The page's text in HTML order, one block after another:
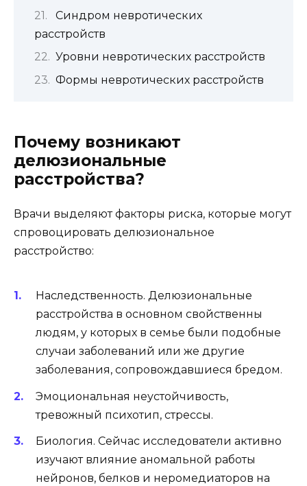
Синдром невротических
расстройств
Уровни невротических расстройств
Формы невротических расстройств
Почему возникают
делюзиональные
расстройства?
Врачи выделяют факторы риска, которые могут
спровоцировать делюзиональное
расстройство:
Наследственность. Делюзиональные
расстройства в основном свойственны
людям, у которых в семье были подобные
случаи заболеваний или же другие
заболевания, сопровождавшиеся бредом.
Эмоциональная неустойчивость,
тревожный психотип, стрессы.
Биология. Сейчас исследователи активно
изучают влияние аномальной работы
нейронов, белков и неромедиаторов на